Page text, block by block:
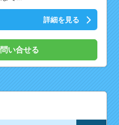
詳細を見る
い合せる